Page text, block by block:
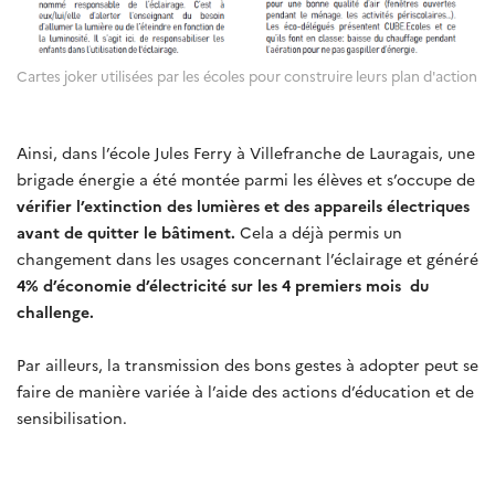
Cartes joker utilisées par les écoles pour construire leurs plan d'action
Ainsi, dans l’école Jules Ferry à Villefranche de Lauragais, une
brigade énergie a été montée parmi les élèves et s’occupe de
vérifier l’extinction des lumières et des appareils électriques
avant de quitter le bâtiment. Cela a déjà permis un
changement dans les usages concernant l’éclairage et généré
4% d’économie d’électricité sur les 4 premiers mois du
challenge.
Par ailleurs, la transmission des bons gestes à adopter peut se
faire de manière variée à l’aide des actions d’éducation et de
sensibilisation.